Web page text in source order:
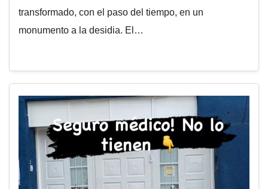
transformado, con el paso del tiempo, en un
monumento a la desidia. El…